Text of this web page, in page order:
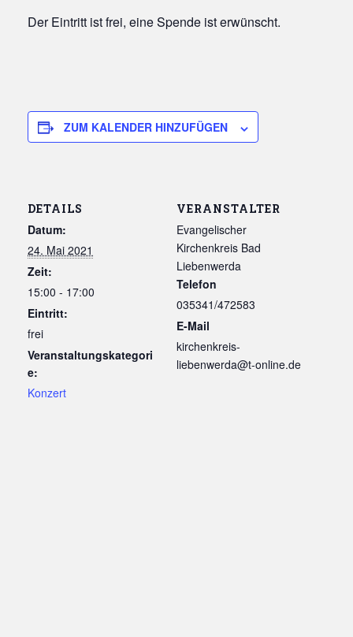
Der Eintritt ist frei, eine Spende ist erwünscht.
ZUM KALENDER HINZUFÜGEN
DETAILS
Datum:
24. Mai 2021
Zeit:
15:00 - 17:00
Eintritt:
frei
Veranstaltungskategori
e:
Konzert
VERANSTALTER
Evangelischer
Kirchenkreis Bad
Liebenwerda
Telefon
035341/472583
E-Mail
kirchenkreis-
liebenwerda@t-online.de